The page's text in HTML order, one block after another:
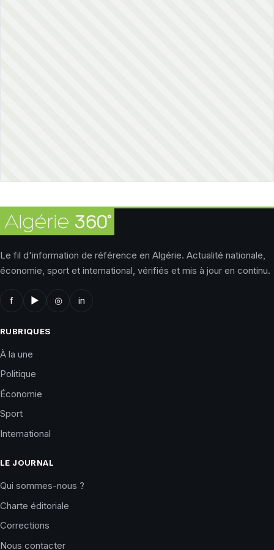
Le fil d'information de référence en Algérie. Actualité nationale,
économie, sport et international, vérifiés et mis à jour en continu.
f ▶ ◎ in
RUBRIQUES
À la une
Politique
Économie
Sport
International
LE JOURNAL
Qui sommes-nous ?
Charte éditoriale
Corrections
Nous contacter